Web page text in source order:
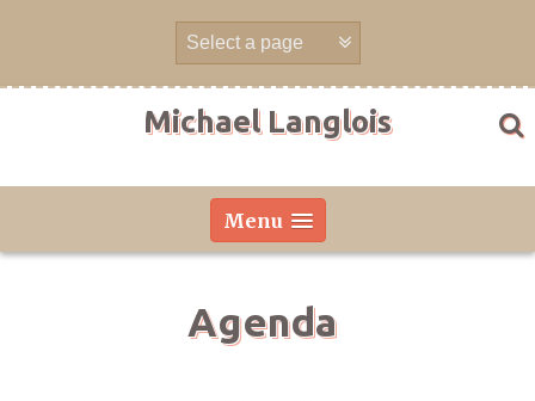
Michael Langlois
Menu
Agenda